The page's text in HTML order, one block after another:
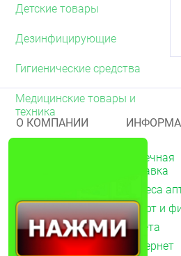
Детские товары
Дезинфицирующие
Гигиенические средства
Медицинские товары и
техника
О КОМПАНИИ
Новости
Вакансии
Контакты
Аптечная
справка
Адреса
Спорт и
Газета
Интернет